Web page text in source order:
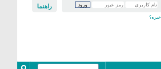
راهنما